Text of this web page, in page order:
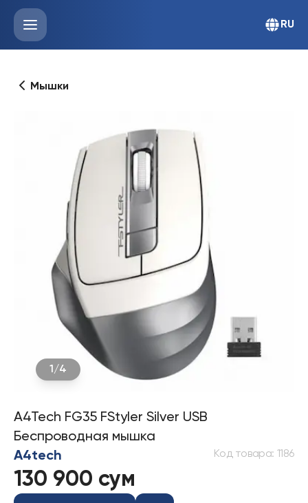
RU
Мышки
1 /4
A4Tech FG35 FStyler Silver USB
Беспроводная мышка
A4tech
Код товара: 1186
130 900 сум